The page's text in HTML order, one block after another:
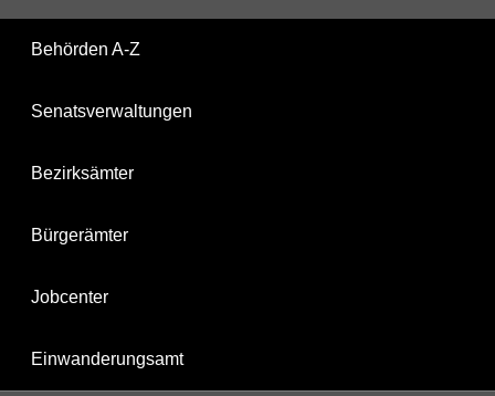
Behörden A-Z
Senatsverwaltungen
Bezirksämter
Bürgerämter
Jobcenter
Einwanderungsamt